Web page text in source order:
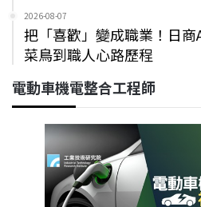
2026-08-07
把「喜歡」變成職業！日
菜鳥到職人心路歷程
電動車機電整合工程師